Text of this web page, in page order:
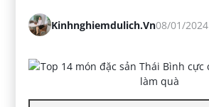
Kinhnghiemdulich.vn08/01/2024